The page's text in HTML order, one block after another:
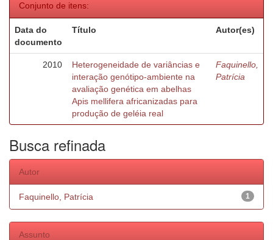
Conjunto de itens:
Data do
documento
Título Autor(es)
2010
Heterogeneidade de variâncias e
interação genótipo-ambiente na
avaliação genética em abelhas
Apis mellifera africanizadas para
produção de geléia real
Faquinello,
Patrícia
Busca refinada
Autor
1
Faquinello, Patrícia
Assunto